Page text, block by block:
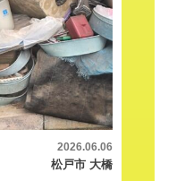
2026.06.06
松戸市 大橋